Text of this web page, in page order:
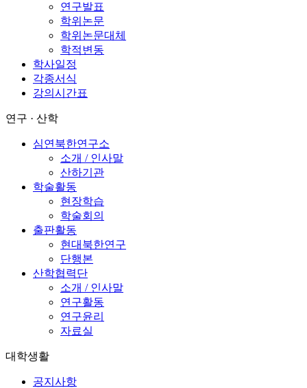
연구발표
학위논문
학위논문대체
학적변동
학사일정
각종서식
강의시간표
연구 · 산학
심연북한연구소
소개 / 인사말
산하기관
학술활동
현장학습
학술회의
출판활동
현대북한연구
단행본
산학협력단
소개 / 인사말
연구활동
연구윤리
자료실
대학생활
공지사항